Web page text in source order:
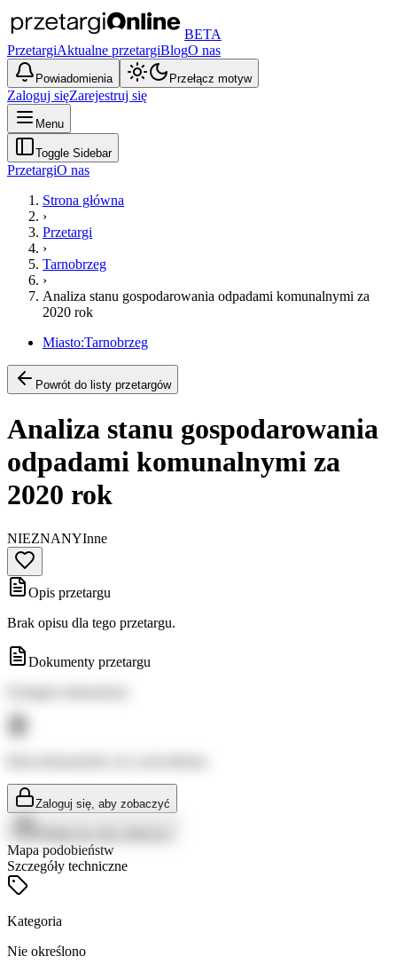
BETA
PrzetargiAktualne przetargiBlogO nas
Powiadomienia Przełącz motyw
Zaloguj sięZarejestruj się
Menu
Toggle Sidebar
PrzetargiO nas
Strona główna
›
Przetargi
›
Tarnobrzeg
›
Analiza stanu gospodarowania odpadami komunalnymi za
2020 rok
Miasto:Tarnobrzeg
Powrót do listy przetargów
Analiza stanu gospodarowania
odpadami komunalnymi za
2020 rok
NIEZNANYInne
Opis przetargu
Brak opisu dla tego przetargu.
Dokumenty przetargu
Zaloguj się, aby zobaczyć
Mapa podobieństw
Szczegóły techniczne
Kategoria
Nie określono